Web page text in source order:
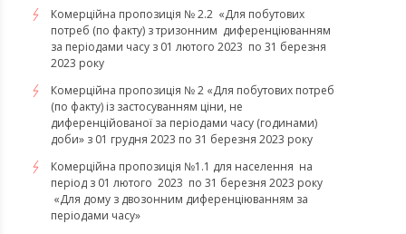
Комерційна пропозиція № 2.2 «Для побутових
потреб (по факту) з тризонним диференціюванням
за періодами часу з 01 лютого 2023 по 31 березня
2023 року
Комерційна пропозиція № 2 «Для побутових потреб
(по факту) із застосуванням ціни, не
диференційованої за періодами часу (годинами)
доби» з 01 грудня 2023 по 31 березня 2023 року
Комерційна пропозиція №1.1 для населення на
період з 01 лютого 2023 по 31 березня 2023 року
«Для дому з двозонним диференціюванням за
періодами часу»